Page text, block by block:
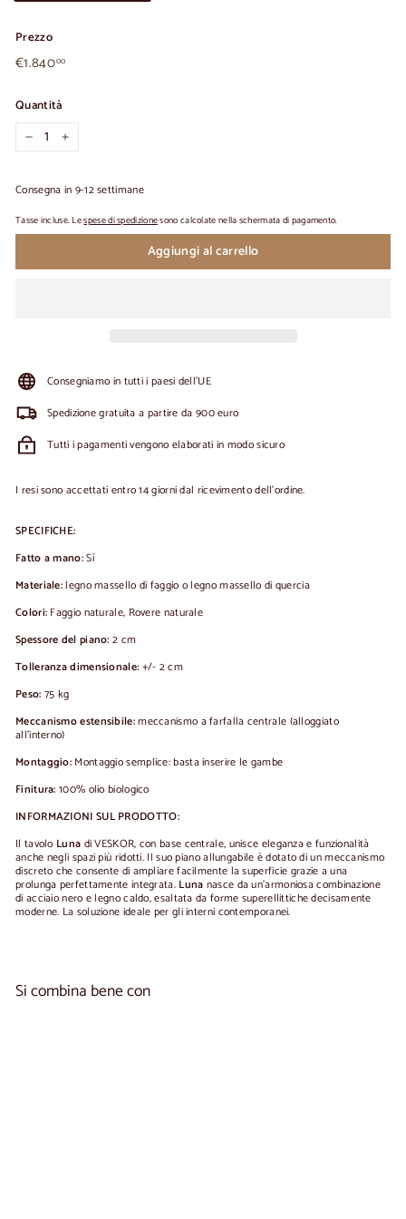
Prezzo
Prezzo
normale
€1.84000€1.840,00
Quantità
+
Consegna in 9-12 settimane
Tasse incluse. Lespese di spedizionesono calcolate nella schermata di pagamento.
Aggiungi al carrello
Consegniamo in tutti i paesi dell'UE
Spedizione gratuita a partire da 900 euro
Tutti i pagamenti vengono elaborati in modo sicuro
I resi sono accettati entro 14 giorni dal ricevimento dell'ordine.
SPECIFICHE:
Fatto a mano:Sì
Materiale:legno massello di faggio o legno massello di quercia
Colori: Faggio naturale, Rovere naturale
Spessore del piano: 2 cm
Tolleranza dimensionale: +/- 2 cm
Peso: 75 kg
Meccanismo estensibile:meccanismo a farfalla centrale (alloggiato
all’interno)
Montaggio: Montaggio semplice: basta inserire le gambe
Finitura: 100% olio biologico
INFORMAZIONI SUL PRODOTTO:
Il tavolo Luna di VESKOR, con base centrale, unisce eleganza e funzionalità
anche negli spazi più ridotti. Il suo piano allungabile è dotato di un meccanismo
discreto che consente di ampliare facilmente la superficie grazie a una
prolunga perfettamente integrata. Luna nasce da un’armoniosa combinazione
di acciaio nero e legno caldo, esaltata da forme superellittiche decisamente
moderne. La soluzione ideale per gli interni contemporanei.
Si combina bene con